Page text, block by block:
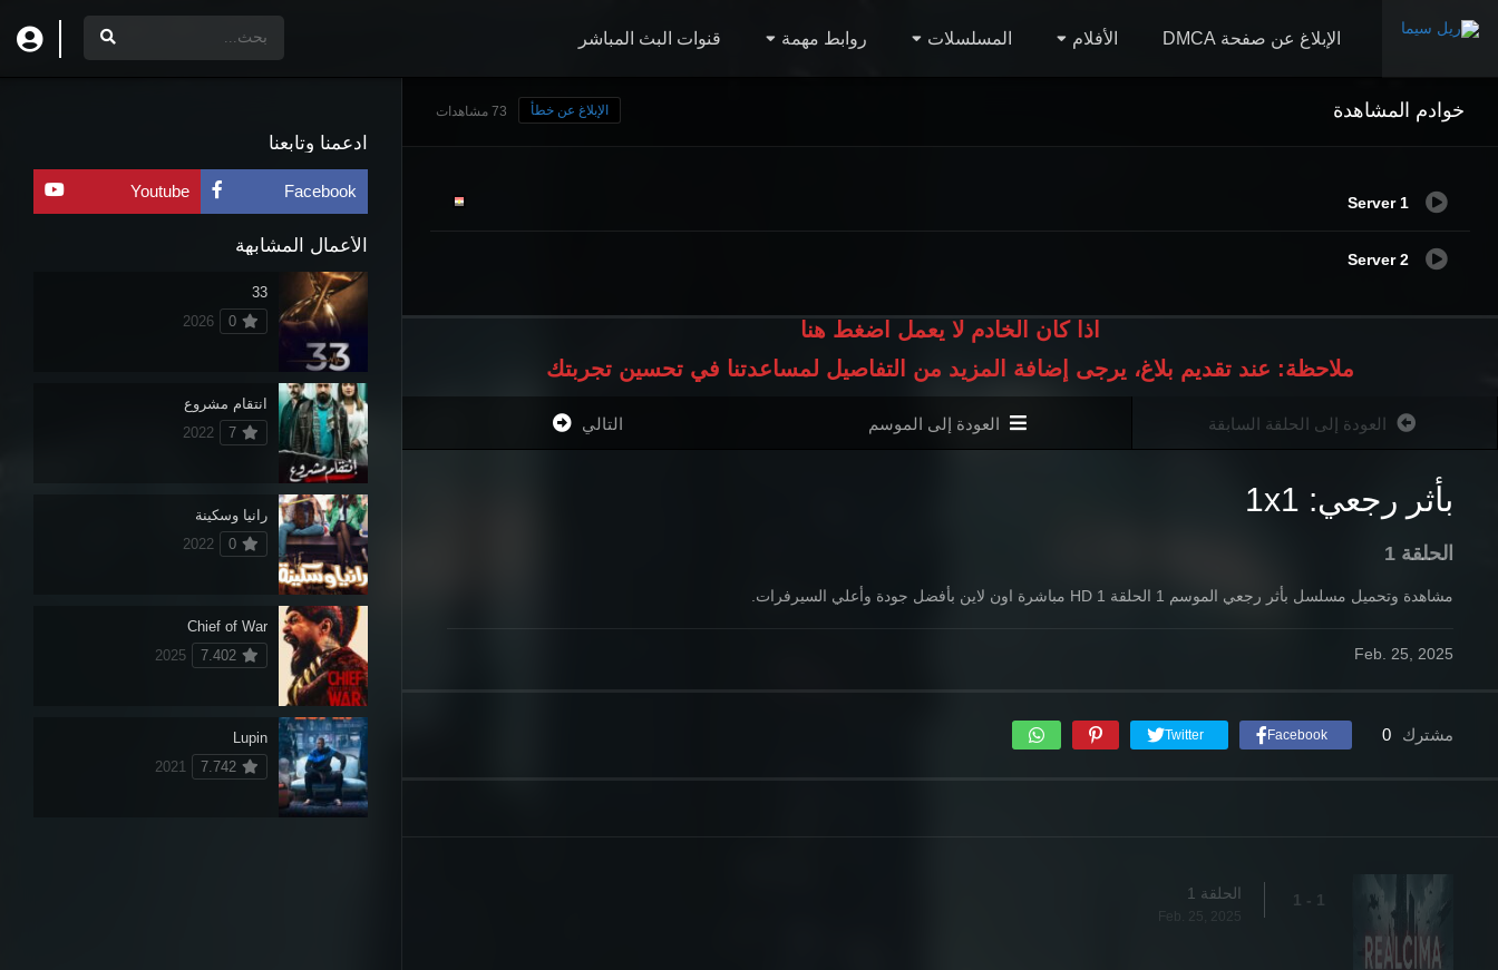
الإبلاغ عن صفحة DMCA الأفلام المسلسلات روابط مهمة قنوات البث المباشر
خوادم المشاهدة 73 مشاهدات الإبلاغ عن خطأ
Server 1
Server 2
اذا كان الخادم لا يعمل اضغط هنا
ملاحظة: عند تقديم بلاغ، يرجى إضافة المزيد من التفاصيل لمساعدتنا في تحسين تجربتك
العودة إلى الحلقة السابقة العودة إلى الموسم التالي
بأثر رجعي: 1x1
الحلقة 1
مشاهدة وتحميل مسلسل بأثر رجعي الموسم 1 الحلقة 1 HD مباشرة اون لاين بأفضل جودة وأعلي السيرفرات.
Feb. 25, 2025
مشترك 0
Facebook
Twitter
1 - 1 الحلقة 1
Feb. 25, 2025
ادعمنا وتابعنا
Facebook
Youtube
الأعمال المشابهة
33
0
2026
انتقام مشروع
7
2022
رانيا وسكينة
0
2022
Chief of War
7.402
2025
Lupin
7.742
2021